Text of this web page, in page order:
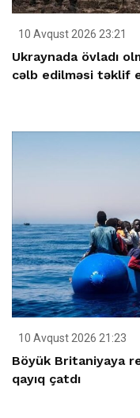
10 Avqust 2026 23:21
Ukraynada övladı
cəlb edilməsi təklif
10 Avqust 2026 21:23
Böyük Britaniyaya
qayıq çatdı